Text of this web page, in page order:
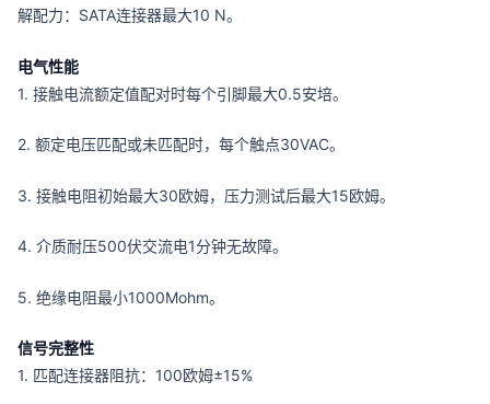
解配力：SATA连接器最大10 N。
电气性能
1. 接触电流额定值配对时每个引脚最大0.5安培。
2. 额定电压匹配或未匹配时，每个触点30VAC。
3. 接触电阻初始最大30欧姆，压力测试后最大15欧姆。
4. 介质耐压500伏交流电1分钟无故障。
5. 绝缘电阻最小1000Mohm。
信号完整性
1. 匹配连接器阻抗：100欧姆±15%